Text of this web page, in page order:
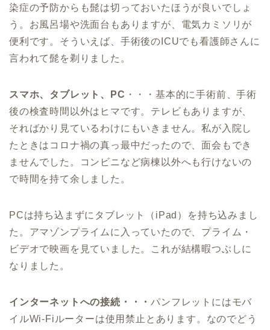
染症の予防からも髭は切っておいたほうが良いでしょ
う。お風呂場や洗面台もありますが、電気カミソリが
便利です。そういえば、手術後のICUでも看護師さんに
言われて髭を剃りました。
スマホ、タブレット、PC ・・・基本的に手術前、手術
後の検査時間以外はヒマです。テレビもありますが、
そればかり見ているわけにもいきません。私が入院し
たときはコロナ禍の真っ最中だったので、面会もでき
ませんでした。コンビニなど病棟以外へも行けないの
で時間を持て余しました。
PCは持ち込まずにタブレット（iPad）を持ち込みまし
た。アマゾンプライムに入っていたので、プライム・
ビデオで映画を見ていました。これが結構暇つぶしに
なりました。
インターネットへの接続・・・パンフレットにはモバ
イルWi-Fiルーターは使用禁止とあります。なのでどう